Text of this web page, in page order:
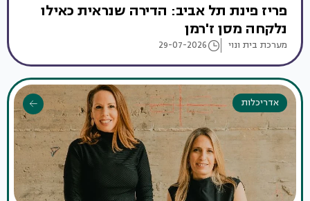
פריז פינת תל אביב: הדירה שנראית כאילו
נלקחה מסן ז'רמן
מערכת בית ונוי 29-07-2026
אדריכלות